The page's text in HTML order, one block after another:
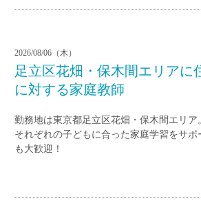
2026/08/06（木）
足立区花畑・保木間エリアに
に対する家庭教師
勤務地は東京都足立区花畑・保木間エリア
それぞれの子どもに合った家庭学習をサ
も大歓迎！